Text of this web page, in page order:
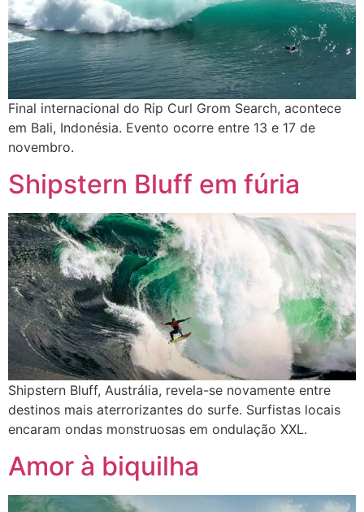
Final internacional do Rip Curl Grom Search, acontece
em Bali, Indonésia. Evento ocorre entre 13 e 17 de
novembro.
Shipstern Bluff em fúria
Shipstern Bluff, Austrália, revela-se novamente entre
destinos mais aterrorizantes do surfe. Surfistas locais
encaram ondas monstruosas em ondulação XXL.
Amor à biquilha